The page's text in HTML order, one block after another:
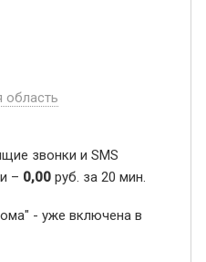
область
звонки и SMS
– 0,00 руб. за 20 мин.
- уже включена в